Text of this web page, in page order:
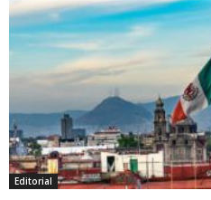
Editorial